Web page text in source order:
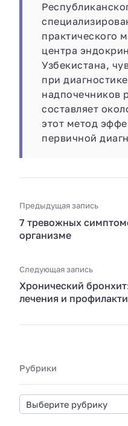
практического
центра
Узбекистана,
при
надпочечников
составляет
этот метод
первичной
Предыдущая запись
7 тревожных
организме
Следующая запись
Хронический
лечения и
Рубрики